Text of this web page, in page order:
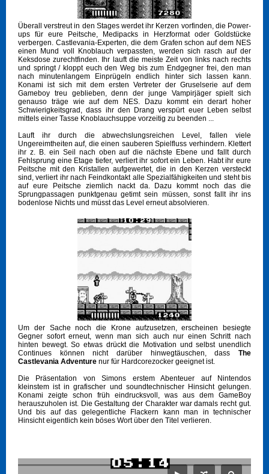
Überall verstreut in den Stages werdet ihr Kerzen vorfinden, die Power-
ups für eure Peitsche, Medipacks in Herzformat oder Goldstücke
verbergen. Castlevania-Experten, die dem Grafen schon auf dem NES
einen Mund voll Knoblauch verpassten, werden sich rasch auf der
Keksdose zurechtfinden. Ihr lauft die meiste Zeit von links nach rechts
und springt / kloppt euch den Weg bis zum Endgegner frei, den man
nach minutenlangem Einprügeln endlich hinter sich lassen kann.
Konami ist sich mit dem ersten Vertreter der Gruselserie auf dem
Gameboy treu geblieben, denn der junge Vampirjäger spielt sich
genauso träge wie auf dem NES. Dazu kommt ein derart hoher
Schwierigkeitsgrad, dass ihr den Drang verspürt euer Leben selbst
mittels einer Tasse Knoblauchsuppe vorzeitig zu beenden ...
Lauft ihr durch die abwechslungsreichen Level, fallen viele
Ungereimtheiten auf, die einen sauberen Spielfluss verhindern. Klettert
ihr z. B. ein Seil nach oben auf die nächste Ebene und fallt durch
Fehlsprung eine Etage tiefer, verliert ihr sofort ein Leben. Habt ihr eure
Peitsche mit den Kristallen aufgewertet, die in den Kerzen versteckt
sind, verliert ihr nach Feindkontakt alle Spezialfähigkeiten und steht bis
auf eure Peitsche ziemlich nackt da. Dazu kommt noch das die
Sprungpassagen punktgenau getimt sein müssen, sonst fallt ihr ins
bodenlose Nichts und müsst das Level erneut absolvieren.
Um der Sache noch die Krone aufzusetzen, erscheinen besiegte
Gegner sofort erneut, wenn man sich auch nur einen Schritt nach
hinten bewegt. So etwas drückt die Motivation und selbst unendlich
Continues können nicht darüber hinwegtäuschen, dass The
Castlevania Adventure nur für Hardcorezocker geeignet ist.
Die Präsentation von Simons erstem Abenteuer auf Nintendos
kleinstem ist in grafischer und soundtechnischer Hinsicht gelungen.
Konami zeigte schon früh eindrucksvoll, was aus dem GameBoy
herauszuholen ist. Die Gestaltung der Charakter war damals recht gut.
Und bis auf das gelegentliche Flackern kann man in technischer
Hinsicht eigentlich kein böses Wort über den Titel verlieren.